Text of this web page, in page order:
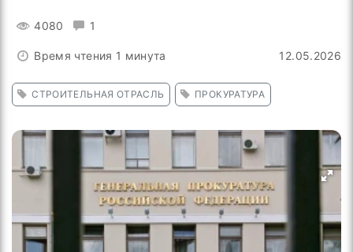
4080 1
Время чтения 1 минута 12.05.2026
СТРОИТЕЛЬНАЯ ОТРАСЛЬ ПРОКУРАТУРА